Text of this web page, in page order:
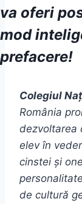
va oferi
mod
prefacere!
Colegiul
România
dezvoltarea
elev în
cinstei și
de cultură